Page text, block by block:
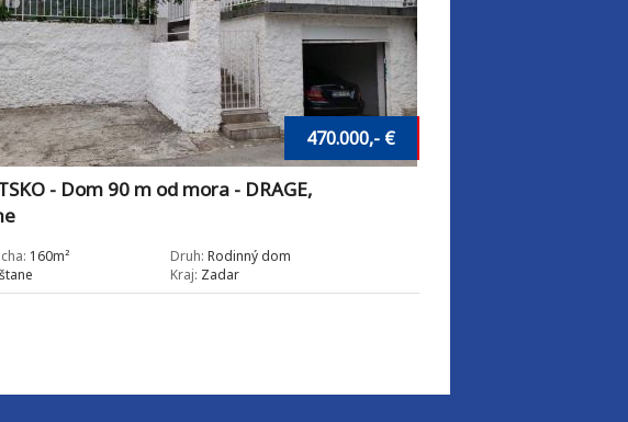
- Dom 90 m od mora - DRAGE,
470.000,- €
160m² Druh: Rodinný dom
Kraj: Zadar